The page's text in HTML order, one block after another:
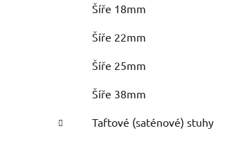
Šíře 18mm
Šíře 22mm
Šíře 25mm
Šíře 38mm
Taftové (saténové) stuhy